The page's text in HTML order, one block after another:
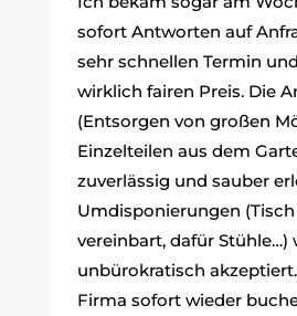
sofort Antworten auf
sehr schnellen Termin
wirklich fairen Preis. Die
(Entsorgen von großen
Einzelteilen aus dem
zuverlässig und sauber
Umdisponierungen
vereinbart, dafür Stühle…)
unbürokratisch
Firma sofort wieder